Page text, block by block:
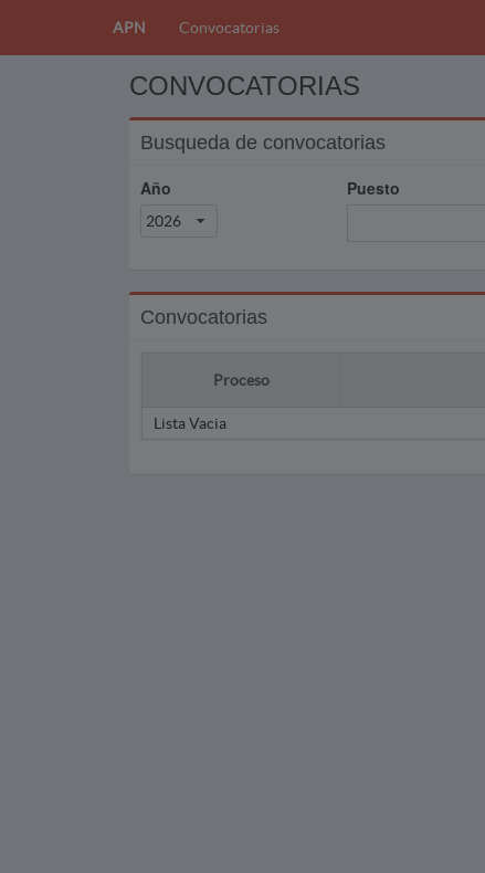
APN Convocatorias
CONVOCATORIAS
Busqueda de convocatorias
Año
2026
Puesto
Convocatorias
Proceso
Lista Vacia